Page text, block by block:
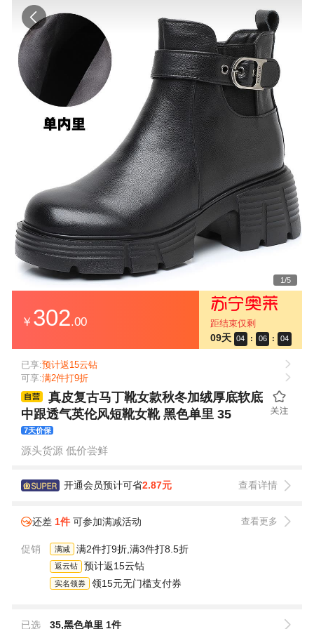
1/5
￥ 302.00 距结束仅剩
09天 04 : 06 : 04
已享:预计返15云钻
可享:满2件打9折
真皮复古马丁靴女款秋冬加绒厚底软底
中跟透气英伦风短靴女靴 黑色单里 35
7天价保
源头货源 低价尝鲜
开通会员预计可省2.87元 查看详情
还差 1件可参加满减活动 查看更多
促销 满减 满2件打9折,满3件打8.5折
返云钻 预计返15云钻
实名领券 领15元无门槛支付券
已选 35,黑色单里 1件